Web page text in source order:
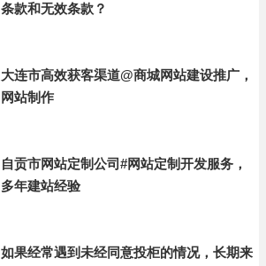
条款和无效条款？
大连市高效获客渠道@商城网站建设推广，
网站制作
自贡市网站定制公司#网站定制开发服务，
多年建站经验
如果经常遇到未经同意投柜的情况，长期来